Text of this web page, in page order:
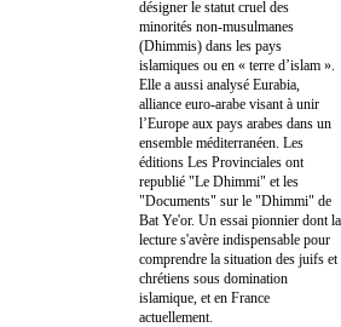
désigner le statut cruel des
minorités non-musulmanes
(Dhimmis) dans les pays
islamiques ou en « terre d’islam ».
Elle a aussi analysé Eurabia,
alliance euro-arabe visant à unir
l’Europe aux pays arabes dans un
ensemble méditerranéen. Les
éditions Les Provinciales ont
republié "Le Dhimmi" et les
"Documents" sur le "Dhimmi" de
Bat Ye'or. Un essai pionnier dont la
lecture s'avère indispensable pour
comprendre la situation des juifs et
chrétiens sous domination
islamique, et en France
actuellement.